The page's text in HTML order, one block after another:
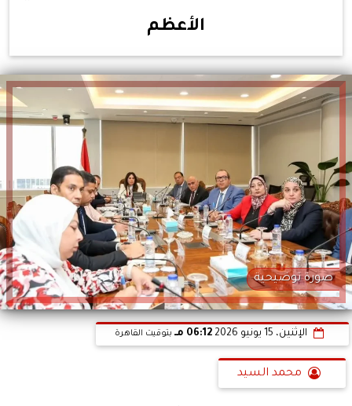
الأعظم
صورة توضيحية
الإثنين، 15 يونيو 2026 06:12 مـ بتوقيت القاهرة
محمد السيد